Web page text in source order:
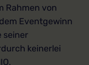
Rahmen von
Eventgewinn
seiner
keinerlei